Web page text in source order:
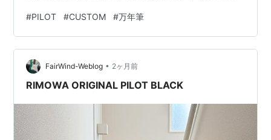
ば良いなと軽い願望であったPelikanのオーシャンスワー
ルは、まぁもちろん残ってなどいなかった。欲しいと思
った時にはどこも完売御礼だったからね。綺麗だもんな
オーシャンスワール…。 そこは予想通りのため潔く諦
め、店内を見させてもらいます。600シリーズの限定が
#PILOT #CUSTOM #万年筆
FairWind-Weblog • 2ヶ月前
RIMOWA ORIGINAL PILOT BLACK